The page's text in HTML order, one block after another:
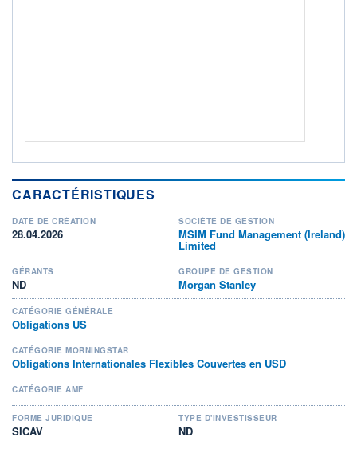
3/7
+ PORTEFEUILLE + LISTE
CARACTÉRISTIQUES
DATE DE CRÉATION
28.04.2026
SOCIÉTÉ DE GESTION
MSIM Fund Management (Ireland)
Limited
GÉRANTS
ND
GROUPE DE GESTION
Morgan Stanley
CATÉGORIE GÉNÉRALE
Obligations US
CATÉGORIE MORNINGSTAR
Obligations Internationales Flexibles Couvertes en USD
CATÉGORIE AMF
FORME JURIDIQUE
SICAV
TYPE D'INVESTISSEUR
ND